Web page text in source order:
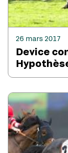
26 mars 2017
Device